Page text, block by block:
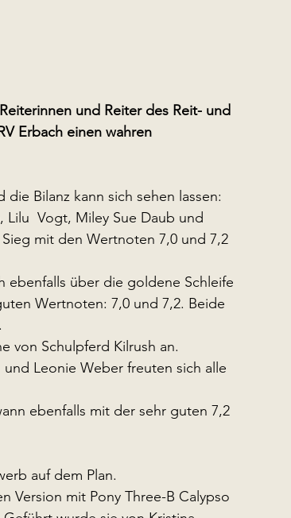
und Reiter des Reit- und
Erbach einen wahren
Bilanz kann sich sehen lassen:
Vogt, Miley Sue Daub und
mit den Wertnoten 7,0 und 7,2
ebenfalls über die goldene Schleife
Wertnoten: 7,0 und 7,2. Beide
von Schulpferd Kilrush an.
und Leonie Weber freuten sich alle
ebenfalls mit der sehr guten 7,2
auf dem Plan.
Version mit Pony Three-B Calypso